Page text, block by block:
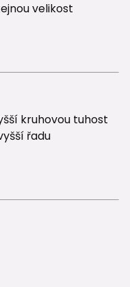
velikost
kruhovou tuhost
řadu